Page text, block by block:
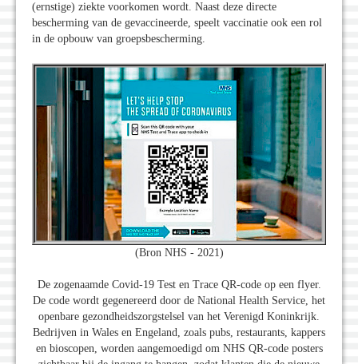
(ernstige) ziekte voorkomen wordt. Naast deze directe
bescherming van de gevaccineerde, speelt vaccinatie ook een rol
in de opbouw van groepsbescherming.
(Bron NHS - 2021)
De zogenaamde Covid-19 Test en Trace QR-code op een flyer.
De code wordt gegenereerd door de National Health Service, het
openbare gezondheidszorgstelsel van het Verenigd Koninkrijk.
Bedrijven in Wales en Engeland, zoals pubs, restaurants, kappers
en bioscopen, worden aangemoedigd om NHS QR-code posters